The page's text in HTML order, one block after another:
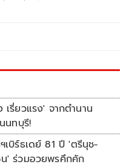
รี่ยวแรง' จากตำนาน
นทบุรี!
บิร์ธเดย์ 81 ปี 'ตรีนุช-
' ร่วมอวยพรคึกคัก